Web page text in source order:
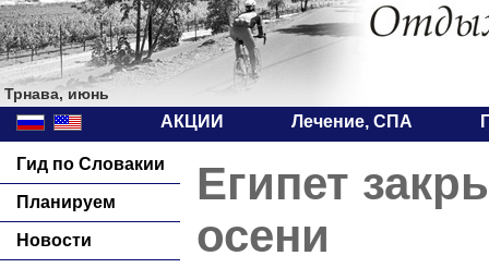
Трнава, июнь
АКЦИИ Лечение, СПА
Гид по Словакии
Планируем
Новости
Египет
осени